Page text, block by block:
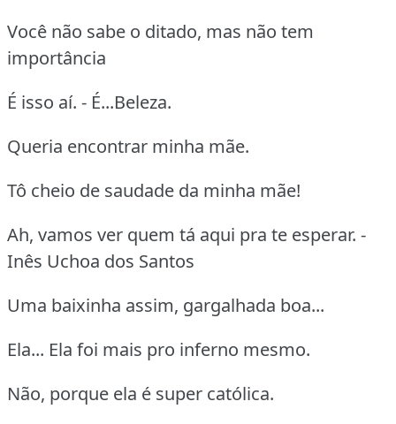
Você não sabe o ditado, mas não tem
importância
É isso aí. - É...Beleza.
Queria encontrar minha mãe.
Tô cheio de saudade da minha mãe!
Ah, vamos ver quem tá aqui pra te esperar. -
Inês Uchoa dos Santos
Uma baixinha assim, gargalhada boa...
Ela... Ela foi mais pro inferno mesmo.
Não, porque ela é super católica.